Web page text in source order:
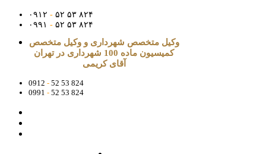
۰۹۱۲ - ۵۲ ۵۳ ۸۲۴
۰۹۹۱ - ۵۲ ۵۳ ۸۲۴
وکیل متخصص شهرداری و وکیل متخصص
کمیسیون ماده 100 شهرداری در تهران
آقای کریمی
0912 - 52 53 824
0991 - 52 53 824